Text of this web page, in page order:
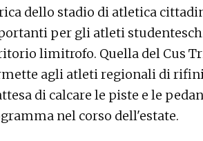
dello stadio di atletica
per gli atleti
limitrofo. Quella del Cus
agli atleti regionali di
di calcare le piste e le
nel corso dell'estate.